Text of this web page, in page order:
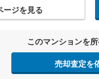
ージを見る
このマンションを
売却査定を